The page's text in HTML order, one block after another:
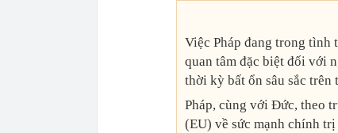
Việc Pháp đang trong
quan tâm đặc biệt đối với
thời kỳ bất ổn sâu sắc trên
Pháp, cùng với Đức, theo
(EU) về sức mạnh chính